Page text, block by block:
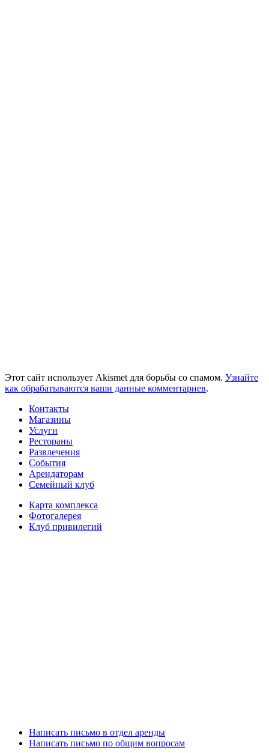
Этот сайт использует Akismet для борьбы со спамом. Узнайте
как обрабатываются ваши данные комментариев.
Контакты
Магазины
Услуги
Рестораны
Развлечения
События
Арендаторам
Семейный клуб
Карта комплекса
Фотогалерея
Клуб привилегий
Написать письмо в отдел аренды
Написать письмо по общим вопросам